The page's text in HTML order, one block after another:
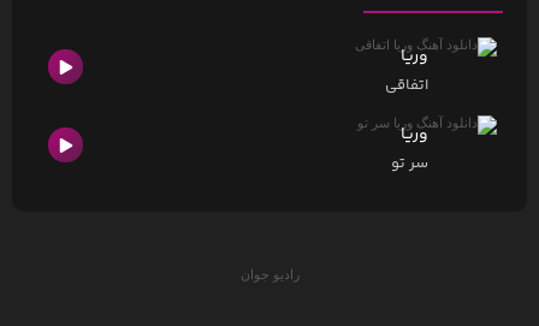
وریا
اتفاقی
وریا
سر تو
رادیو جوان